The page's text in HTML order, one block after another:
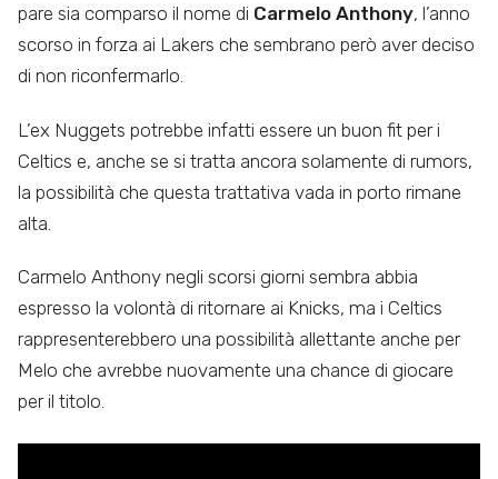
pare sia comparso il nome di Carmelo Anthony, l’anno
scorso in forza ai Lakers che sembrano però aver deciso
di non riconfermarlo.
L’ex Nuggets potrebbe infatti essere un buon fit per i
Celtics e, anche se si tratta ancora solamente di rumors,
la possibilità che questa trattativa vada in porto rimane
alta.
Carmelo Anthony negli scorsi giorni sembra abbia
espresso la volontà di ritornare ai Knicks, ma i Celtics
rappresenterebbero una possibilità allettante anche per
Melo che avrebbe nuovamente una chance di giocare
per il titolo.